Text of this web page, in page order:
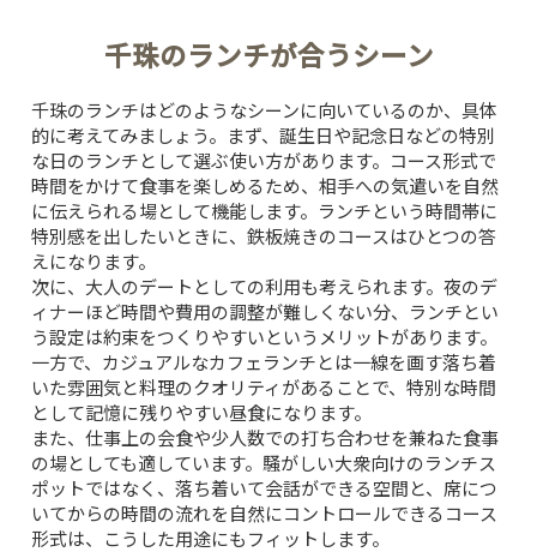
千珠のランチが合うシーン
千珠のランチはどのようなシーンに向いているのか、具体
的に考えてみましょう。まず、誕生日や記念日などの特別
な日のランチとして選ぶ使い方があります。コース形式で
時間をかけて食事を楽しめるため、相手への気遣いを自然
に伝えられる場として機能します。ランチという時間帯に
特別感を出したいときに、鉄板焼きのコースはひとつの答
えになります。
次に、大人のデートとしての利用も考えられます。夜のデ
ィナーほど時間や費用の調整が難しくない分、ランチとい
う設定は約束をつくりやすいというメリットがあります。
一方で、カジュアルなカフェランチとは一線を画す落ち着
いた雰囲気と料理のクオリティがあることで、特別な時間
として記憶に残りやすい昼食になります。
また、仕事上の会食や少人数での打ち合わせを兼ねた食事
の場としても適しています。騒がしい大衆向けのランチス
ポットではなく、落ち着いて会話ができる空間と、席につ
いてからの時間の流れを自然にコントロールできるコース
形式は、こうした用途にもフィットします。